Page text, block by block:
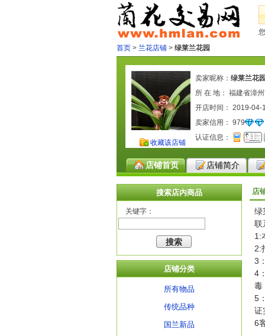
首页 > 兰花店铺 > 绿莱兰花园
收藏该店铺
卖家昵称： 绿莱兰花
所 在 地： 福建省漳
开店时间： 2019-04-
卖家信用： 979
认证信息：
店铺首页 店铺简介
搜索店内商品
关键字：
店铺分类
所有物品
传统品种
国兰新品
店
绿
联
1:
2:
3
4
毒
5
证
6